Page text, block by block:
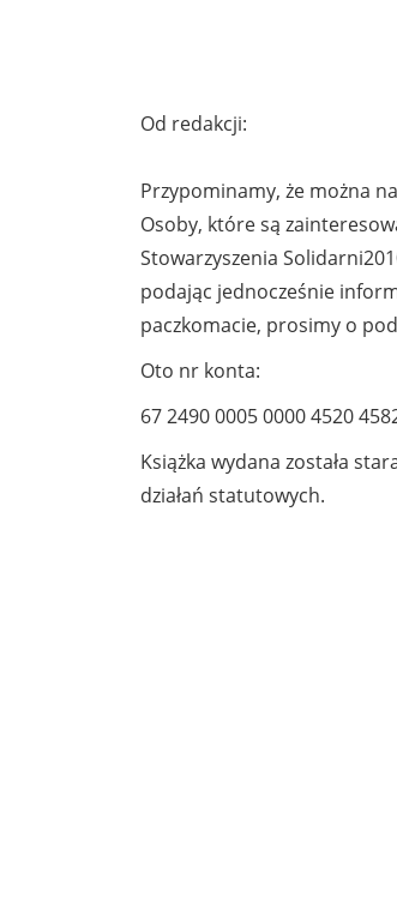
Od redakcji:
Przypominamy, że można
Osoby, które są
Stowarzyszenia
podając jednocześnie
paczkomacie, prosimy o
Oto nr konta:
67 2490 0005 0000 4520
Książka wydana została
działań statutowych.